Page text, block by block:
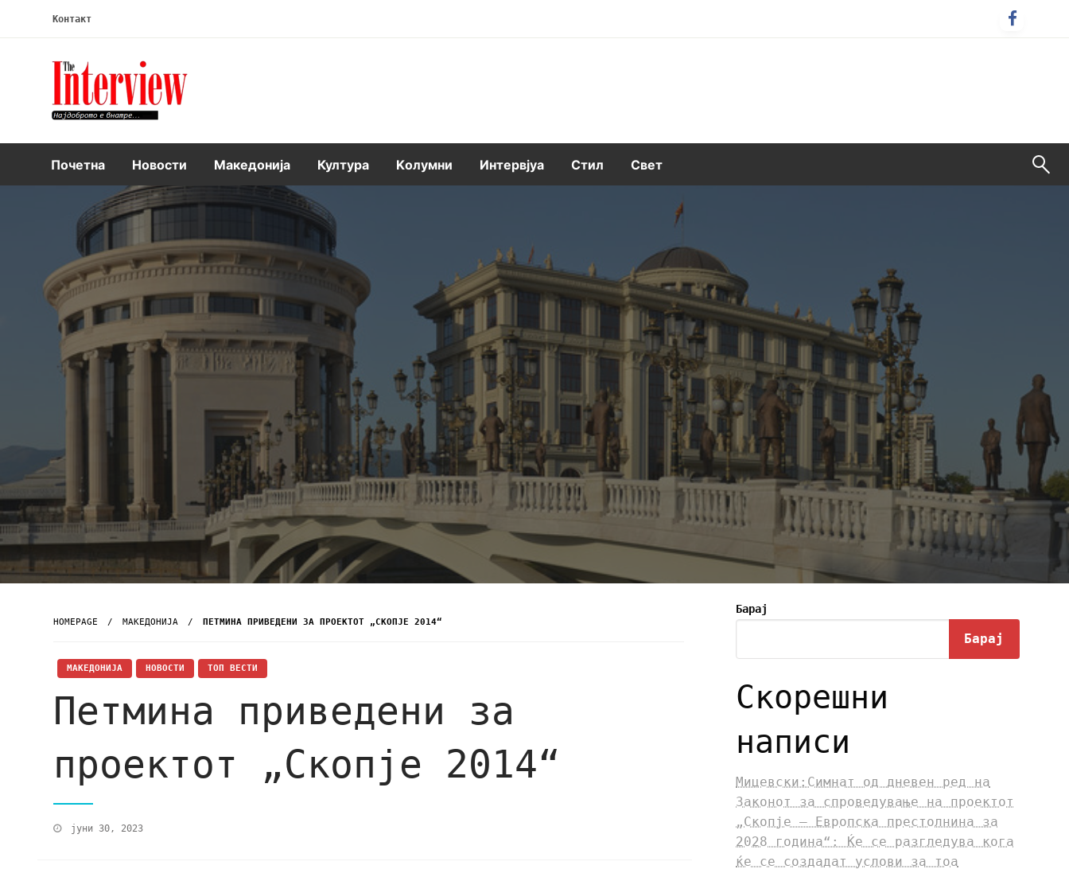
Контакт
Интервју
Почетна Новости Македонија Култура Kолумни Интервјуа Стил Свет
HOMEPAGE МАКЕДОНИЈА ПЕТМИНА ПРИВЕДЕНИ ЗА ПРОЕКТОТ „СКОПЈЕ 2014“
МАКЕДОНИЈА НОВОСТИ ТОП ВЕСТИ
Петмина приведени за
проектот „Скопје 2014“
јуни 30, 2023
Барај
Барај
Скорешни
написи
Мицевски:Симнат од дневен ред на
Законот за спроведување на проектот
„Скопје – Европска престолнина за
2028 година“: Ќе се разгледува кога
ќе се создадат услови за тоа